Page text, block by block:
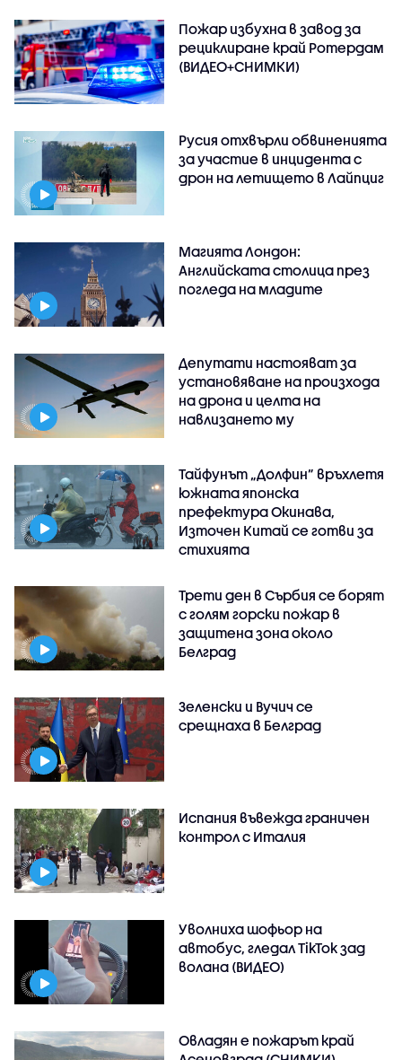
Пожар избухна в завод за
рециклиране край Ротердам
(ВИДЕО+СНИМКИ)
Русия отхвърли обвиненията
за участие в инцидента с
дрон на летището в Лайпциг
Магията Лондон:
Английската столица през
погледа на младите
Депутати настояват за
установяване на произхода
на дрона и целта на
навлизането му
Тайфунът „Долфин” връхлетя
южната японска
префектура Окинава,
Източен Китай се готви за
стихията
Трети ден в Сърбия се борят
с голям горски пожар в
защитена зона около
Белград
Зеленски и Вучич се
срещнаха в Белград
Испания въвежда граничен
контрол с Италия
Уволниха шофьор на
автобус, гледал TikTok зад
волана (ВИДЕО)
Овладян е пожарът край